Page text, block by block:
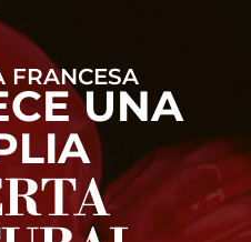
FRANCESA
UNA